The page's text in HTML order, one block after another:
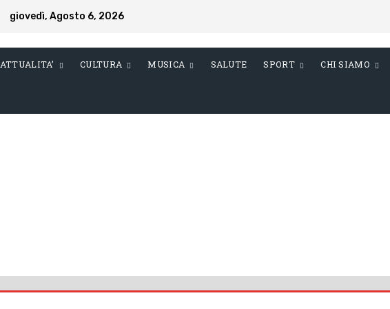
giovedì, Agosto 6, 2026
ATTUALITA’ CULTURA MUSICA SALUTE SPORT CHI SIAMO